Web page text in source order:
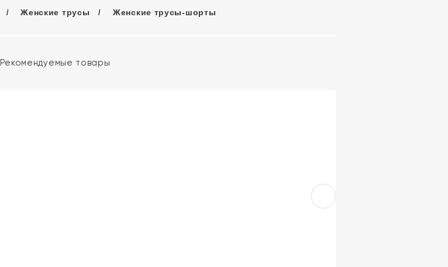
Женские трусы Женские трусы-шорты
Рекомендуемые товары